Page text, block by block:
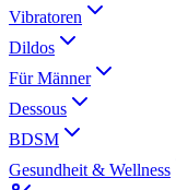
Vibratoren
Dildos
Für Männer
Dessous
BDSM
Gesundheit & Wellness